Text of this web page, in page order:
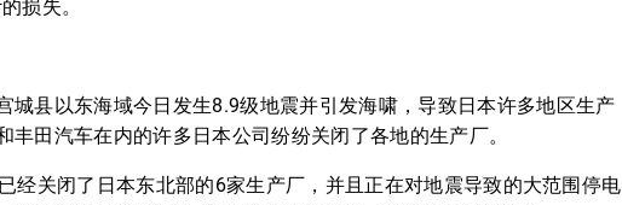
损失。
城县以东海域今日发生8.9级地震并引发海啸，导致日本许多地区生产
田汽车在内的许多日本公司纷纷关闭了各地的生产厂。
经关闭了日本东北部的6家生产厂，并且正在对地震导致的大范围停电